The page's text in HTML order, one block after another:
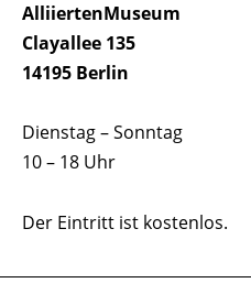
AlliiertenMuseum
Clayallee 135
14195 Berlin
Dienstag – Sonntag
10 – 18 Uhr
Der Eintritt ist kostenlos.